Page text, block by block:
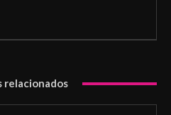
relacionados